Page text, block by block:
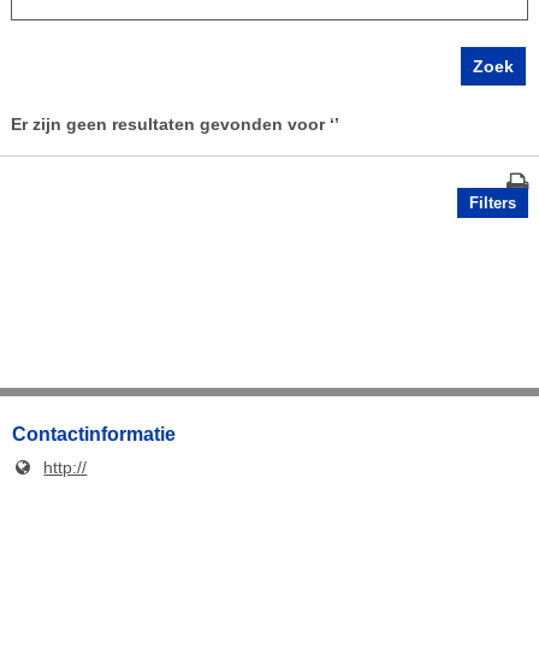
Er zijn geen resultaten gevonden voor ‘’
Filters
Contactinformatie
http://